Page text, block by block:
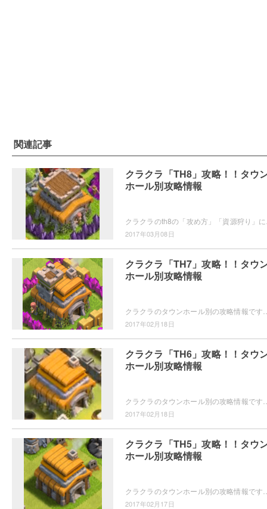
関連記事
クラクラ「TH8」攻略！！タウ
ホール別攻略情報
2017年03月08日
クラクラ「TH7」攻略！！タウ
ホール別攻略情報
2017年02月18日
クラクラ「TH6」攻略！！タウ
ホール別攻略情報
2017年02月18日
クラクラ「TH5」攻略！！タウ
ホール別攻略情報
2017年02月17日